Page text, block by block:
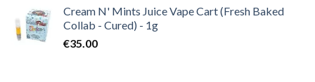
Cream N' Mints Juice Vape Cart (Fresh Baked
Collab - Cured) - 1g
€35.00